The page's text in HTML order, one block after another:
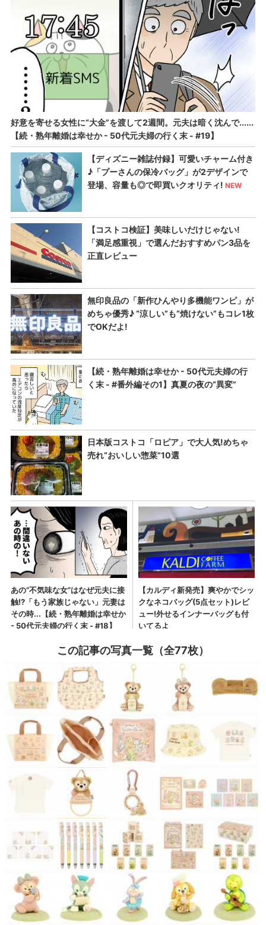
この記事の写真一覧（全77枚）